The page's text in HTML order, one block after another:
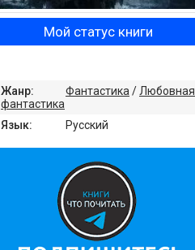
Мой статус книги
Жанр: Фантастика/Любовная
фантастика
Язык:
Русский